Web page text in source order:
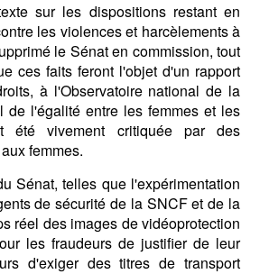
sur les dispositions restant en
les violences et harcèlements à
le Sénat en commission, tout
ces faits feront l'objet d'un rapport
à l'Observatoire national de la
l'égalité entre les femmes et les
été vivement critiquée par des
femmes.
Sénat, telles que l'expérimentation
de sécurité de la SNCF et de la
réel des images de vidéoprotection
les fraudeurs de justifier de leur
d'exiger des titres de transport